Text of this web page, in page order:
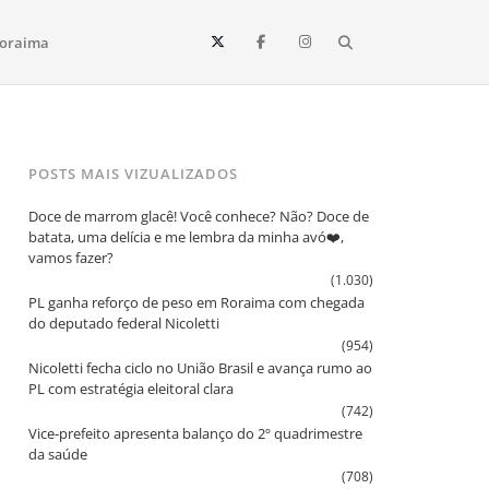
e todo o estado de Roraima. Fique sempre informado
POSTS MAIS VIZUALIZADOS
Doce de marrom glacê! Você conhece? Não? Doce de
batata, uma delícia e me lembra da minha avó❤️,
vamos fazer?
(1.030)
PL ganha reforço de peso em Roraima com chegada
do deputado federal Nicoletti
(954)
Nicoletti fecha ciclo no União Brasil e avança rumo ao
PL com estratégia eleitoral clara
(742)
Vice‑prefeito apresenta balanço do 2º quadrimestre
da saúde
(708)